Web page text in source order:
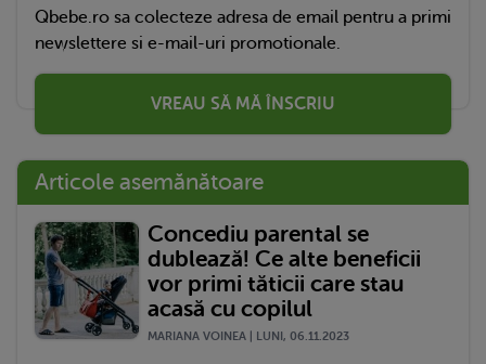
Qbebe.ro sa colecteze adresa de email pentru a primi
newslettere si e-mail-uri promotionale.
VREAU SĂ MĂ ÎNSCRIU
Articole asemănătoare
Concediu parental se
dublează! Ce alte beneficii
vor primi tăticii care stau
acasă cu copilul
MARIANA VOINEA | LUNI, 06.11.2023